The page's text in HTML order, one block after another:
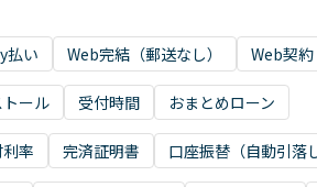
払い Web完結（郵送なし） Web契約
ール 受付時間 おまとめローン
率 完済証明書 口座振替（自動引落し